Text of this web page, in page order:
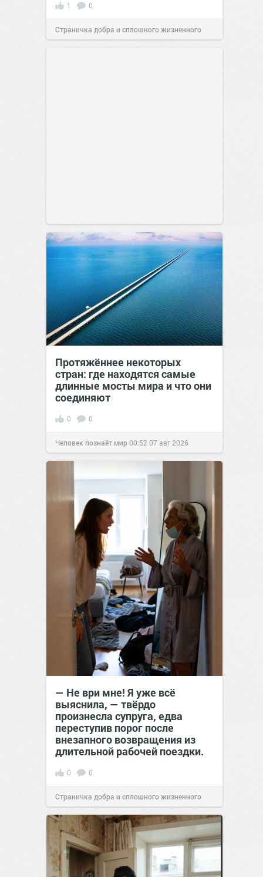
1 0
Страничка добра и сплошного жизненного
Протяжённее некоторых
стран: где находятся самые
длинные мосты мира и что они
соединяют
0 0
Человек познаёт мир00:52 07 авг 2026
— Не ври мне! Я уже всё
выяснила, — твёрдо
произнесла супруга, едва
переступив порог после
внезапного возвращения из
длительной рабочей поездки.
0 0
Страничка добра и сплошного жизненного
позитива!00:2907 авг 2026